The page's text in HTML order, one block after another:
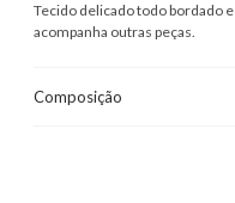
Tecido delicado todo bordado
acompanha outras peças.
Composição